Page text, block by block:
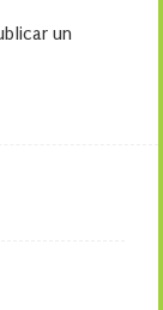
un